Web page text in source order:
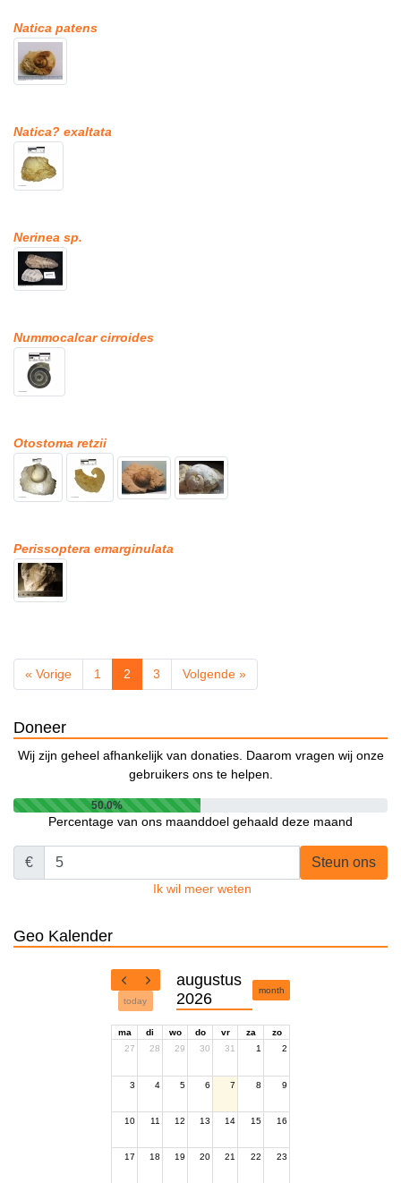
Natica patens
Natica? exaltata
Nerinea sp.
Nummocalcar cirroides
Otostoma retzii
Perissoptera emarginulata
« Vorige 1 2 3 Volgende »
Doneer
Wij zijn geheel afhankelijk van donaties. Daarom vragen wij onze
gebruikers ons te helpen.
50.0%
Percentage van ons maanddoel gehaald deze maand
€ Steun ons
Ik wil meer weten
Geo Kalender
today
augustus
2026
month
ma di wo do vr za
zo
27
28 29 30 31 1 2
3 4 5 6 7 8 9
10 11 12 13 14 15 16
17 18 19 20 21 22 23